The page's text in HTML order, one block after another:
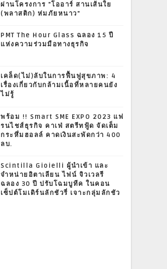
ผ่านโครงการ "โออาร์ สานเส้นใย
(พลาสติก) ห่มภัยหนาว"
PMT The Hour Glass ฉลอง 15 ปี
แห่งความร่วมมือทางธุรกิจ
เคล็ด(ไม่)ลับในการฟื้นฟูสุขภาพ: 4
เรื่องเกี่ยวกับกล้ามเนื้อที่หลายคนยัง
ไม่รู้
พร้อม !! Smart SME EXPO 2023 แฟ
รนไชส์ธุรกิจ คาเฟ่ สตรีทฟู้ด จัดเต็ม
กระหึ่มฮอลล์ คาดเงินสะพัดกว่า 400
ลบ.
Scintilla Gioielli ผู้นำเข้า และ
จำหน่ายอิตาเลียน ไฟน์ จิวเวลรี
ฉลอง 30 ปี ปรับโฉมบูทีค ในคอน
เซ็ปต์โมเดิร์นลักชัวรี่ เจาะกลุ่มลักชัว